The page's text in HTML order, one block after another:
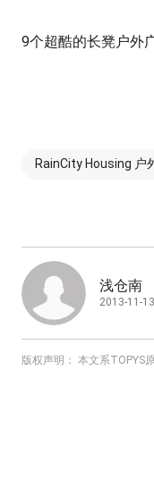
9个超酷的长凳户外
RainCity Housing 户
浅仓南
2013-11-
版权声明： 本文系TOPYS